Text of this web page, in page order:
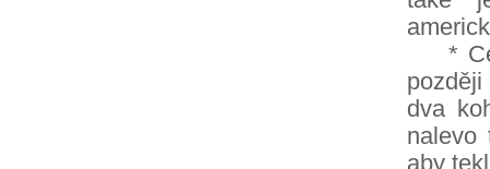
*
později
dva
nalevo
aby